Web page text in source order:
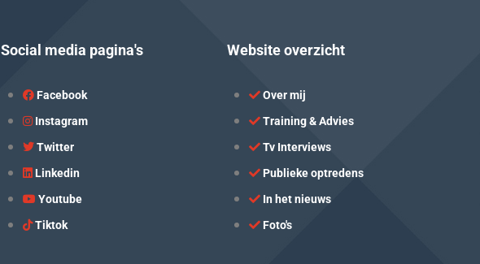
Social media pagina's
Facebook
Instagram
Twitter
Linkedin
Youtube
Tiktok
Website overzicht
Over mij
Training & Advies
Tv Interviews
Publieke optredens
In het nieuws
Foto's